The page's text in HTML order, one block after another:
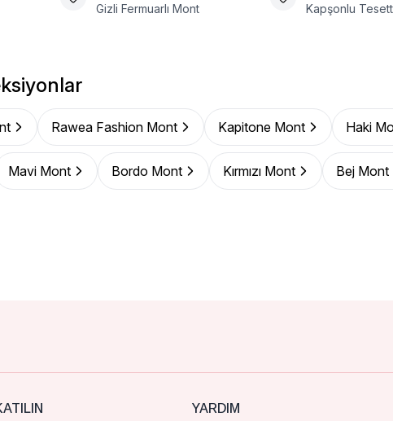
Gizli Fermuarlı Mont
Kapşonlu
Rawea Fashion Mont Kapitone Mont Haki
Mavi Mont Bordo Mont Kırmızı Mont Bej Mont
YARDIM